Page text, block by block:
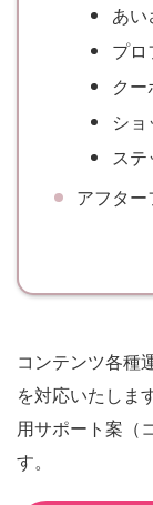
あい
プ
ク
シ
ス
アフタ
コンテンツ各種
を対応いたしま
用サポート案（
す。